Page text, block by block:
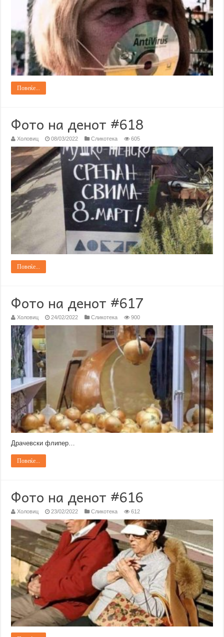
Повеќе...
Фото на денот #618
Холовиц 08/03/2022 Сликотека 605
Повеќе...
Фото на денот #617
Холовиц 24/02/2022 Сликотека 900
Драчевски флипер…
Повеќе...
Фото на денот #616
Холовиц 23/02/2022 Сликотека 612